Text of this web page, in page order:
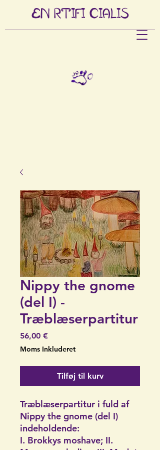
EN RTIFI CIALIS
Nippy the gnome
(del I) -
Træblæserpartitur
56,00 €
Moms Inkluderet
Tilføj til kurv
Træblæserpartitur i fuld af
Nippy the gnome (del I)
indeholdende:
I. Brokkys moshave; II.